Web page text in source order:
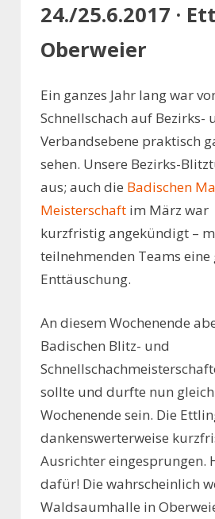
24./25.6.2017 ·
Oberweier
Ein ganzes Jahr lang war
Schnellschach auf Bezirks-
Verbandsebene praktisch
sehen. Unsere Bezirks-
aus; auch die Badischen
Meisterschaft im März war
kurzfristig angekündigt –
teilnehmenden Teams eine
Enttäuschung.
An diesem Wochenende
Badischen Blitz- und
sollte und durfte nun
Wochenende sein. Die
dankenswerterweise
Ausrichter eingesprungen.
dafür! Die wahrscheinlich
Waldsaumhalle in